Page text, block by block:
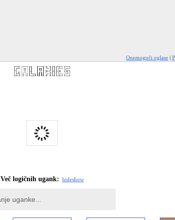
Onemogoči oglase |
Več logičnih ugank: hideshow